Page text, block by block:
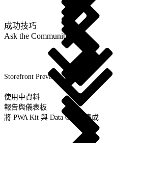
成功技巧
Ask the Community
Storefront Preview
使用中資料
報告與儀表板
將 PWA Kit 與 Data Cloud 集成